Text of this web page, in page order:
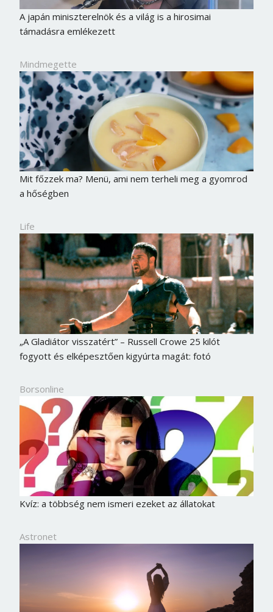
A japán miniszterelnök és a világ is a hirosimai
támadásra emlékezett
Mindmegette
Mit főzzek ma? Menü, ami nem terheli meg a gyomrod
a hőségben
Life
„A Gladiátor visszatért” – Russell Crowe 25 kilót
fogyott és elképesztően kigyúrta magát: fotó
Borsonline
Kvíz: a többség nem ismeri ezeket az állatokat
Astronet